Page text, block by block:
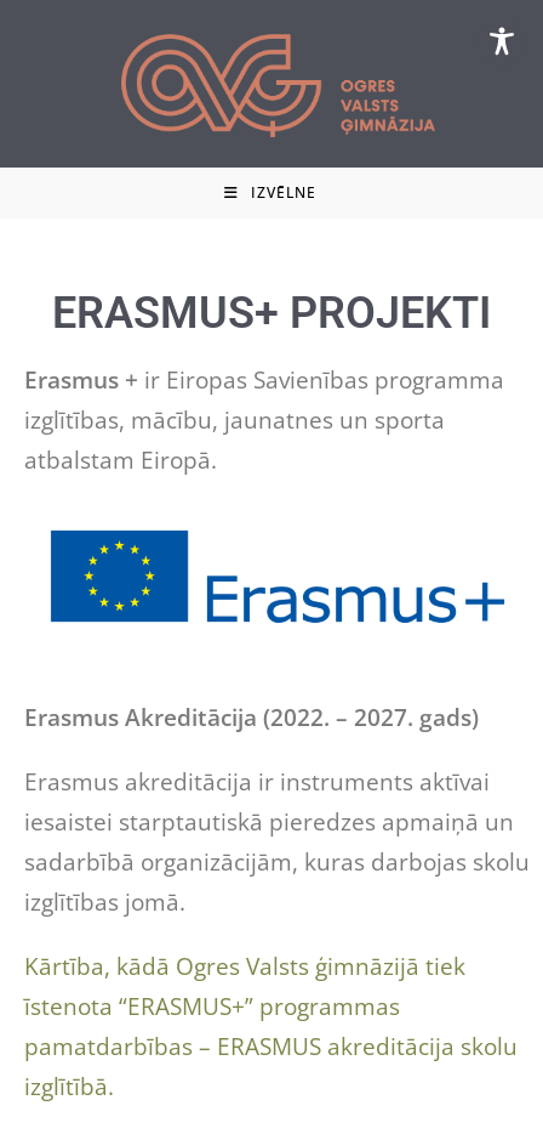
IZVĒLNE
ERASMUS+ PROJEKTI
Erasmus + ir Eiropas Savienības programma
izglītības, mācību, jaunatnes un sporta
atbalstam Eiropā.
Erasmus Akreditācija (2022. – 2027. gads)
Erasmus akreditācija ir instruments aktīvai
iesaistei starptautiskā pieredzes apmaiņā un
sadarbībā organizācijām, kuras darbojas skolu
izglītības jomā.
Kārtība, kādā Ogres Valsts ģimnāzijā tiek
īstenota “ERASMUS+” programmas
pamatdarbības – ERASMUS akreditācija skolu
izglītībā.